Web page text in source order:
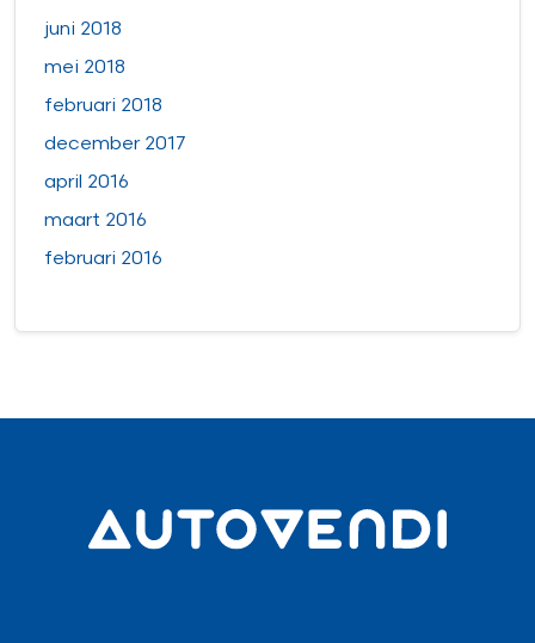
juni 2018
mei 2018
februari 2018
december 2017
april 2016
maart 2016
februari 2016